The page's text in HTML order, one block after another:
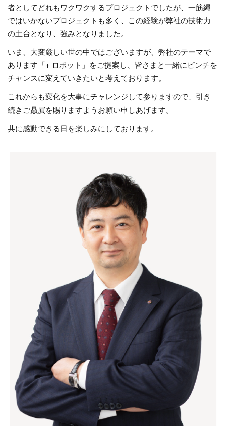
者としてどれもワクワクするプロジェクトでしたが、一筋縄
ではいかないプロジェクトも多く、この経験が弊社の技術力
の土台となり、強みとなりました。
いま、大変厳しい世の中ではございますが、弊社のテーマで
あります「+ ロボット」をご提案し、皆さまと一緒にピンチを
チャンスに変えていきたいと考えております。
これからも変化を大事にチャレンジして参りますので、引き
続きご贔屓を賜りますようお願い申しあげます。
共に感動できる日を楽しみにしております。